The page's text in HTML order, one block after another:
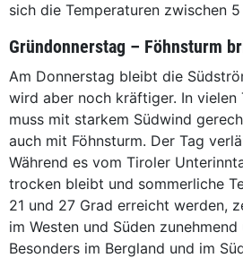
sich die Temperaturen zwischen
Gründonnerstag – Föhnsturm
Am Donnerstag bleibt die
wird aber noch kräftiger. In vielen
muss mit starkem Südwind
auch mit Föhnsturm. Der Tag
Während es vom Tiroler
trocken bleibt und sommerliche
21 und 27 Grad erreicht werden,
im Westen und Süden
Besonders im Bergland und im